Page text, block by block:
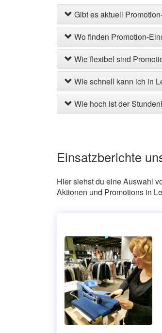
Gibt es aktuell
Wo finden Promotion-
Wie flexibel sind
Wie schnell kann ich in
Wie hoch ist der
Einsatzberichte
Hier siehst du eine Auswahl
Aktionen und Promotions in